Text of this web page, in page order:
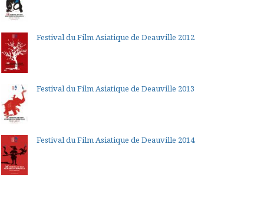
Festival du Film Asiatique de Deauville 2012
Festival du Film Asiatique de Deauville 2013
Festival du Film Asiatique de Deauville 2014